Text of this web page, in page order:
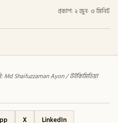
প্রকাশ: ২ জুন· ৩ মিনিট
Md Shaifuzzaman Ayon / উইকিমিডিয়া
X
LinkedIn